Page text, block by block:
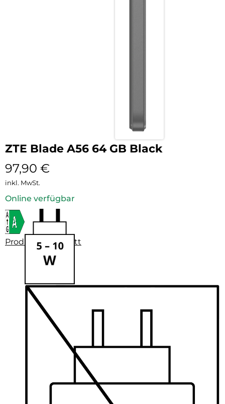
ZTE Blade A56 64 GB Black
97,90 €
inkl. MwSt.
Online verfügbar
Produktdatenblatt